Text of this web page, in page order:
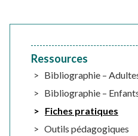
Ressources
Bibliographie –
Bibliographie –
Fiches pratiques
Outils pédagogiques